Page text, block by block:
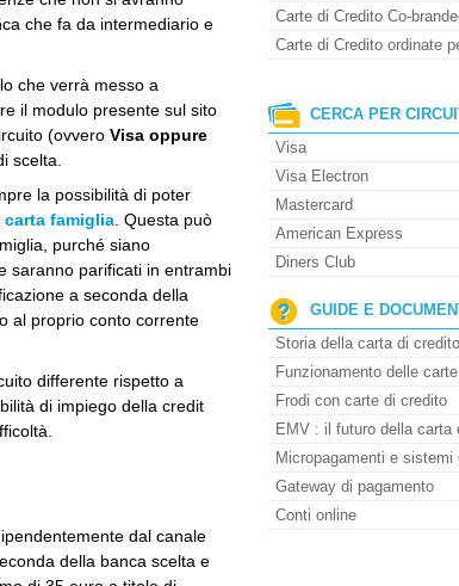
che fa da intermediario e
che verrà messo a
il modulo presente sul sito
(ovvero Visa oppure
scelta.
la possibilità di poter
carta famiglia . Questa può
purché siano
saranno parificati in entrambi
a seconda della
al proprio conto corrente
differente rispetto a
di impiego della credit
dal canale
della banca scelta e
Carte di Credito Co-
Carte di Credito ordinate
CERCA PER
Visa
Visa Electron
Mastercard
American Express
Diners Club
GUIDE E
Storia della carta di credito
Funzionamento delle
Frodi con carte di credito
EMV : il futuro della carta
Micropagamenti e
Gateway di pagamento
Conti online